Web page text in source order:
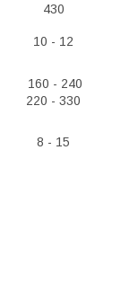
430
10 - 12
160 - 240
220 - 330
8 - 15